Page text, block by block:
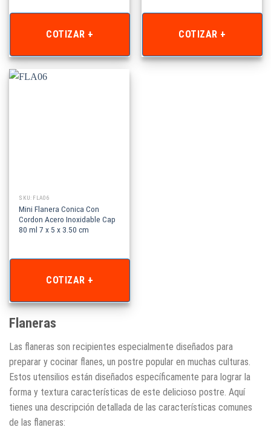
COTIZAR + COTIZAR +
SKU: FLA06
Mini Flanera Conica Con
Cordon Acero Inoxidable Cap
80 ml 7 x 5 x 3.50 cm
COTIZAR +
Flaneras
Las flaneras son recipientes especialmente diseñados para
preparar y cocinar flanes, un postre popular en muchas culturas.
Estos utensilios están diseñados específicamente para lograr la
forma y textura características de este delicioso postre. Aquí
tienes una descripción detallada de las características comunes
de las flaneras: